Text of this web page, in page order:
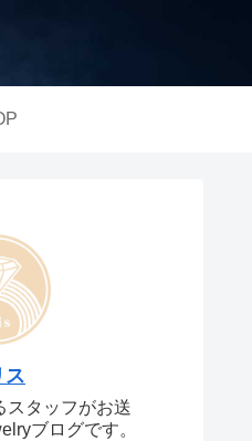
ス
スタッフがお送
ブログです。